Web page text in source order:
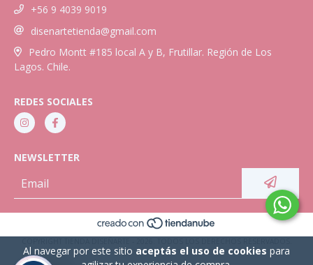
Al navegar por este sitio aceptás el uso de cookies para
+56 9 4039 9019
disenartetienda@gmail.com
Pedro Montt #185 local A y B, Frutillar. Región de Los
Lagos. Chile.
REDES SOCIALES
NEWSLETTER